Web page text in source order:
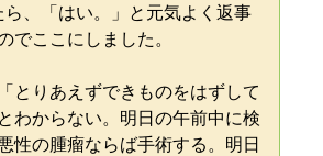
、「はい。」と元気よく返事
でここにしました。
とりあえずできものをはずして
わからない。明日の午前中に検
性の腫瘤ならば手術する。明日